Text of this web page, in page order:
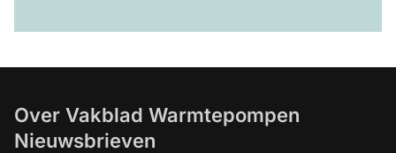
Over Vakblad Warmtepompen
Nieuwsbrieven